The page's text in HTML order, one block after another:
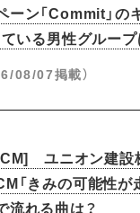
ーン「Commit」の
いる男性グループ
08/07掲載）
ユニオン建設
「きみの可能性が
流れる曲は？